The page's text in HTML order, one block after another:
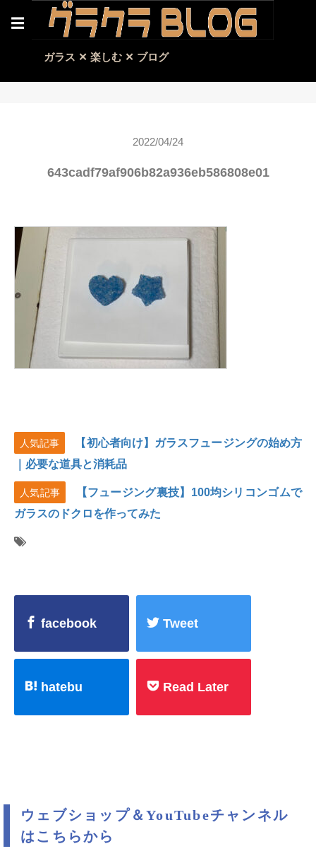
☰
ガラス ✕ 楽しむ ✕ ブログ
2022/04/24
643cadf79af906b82a936eb586808e01
人気記事
【初心者向け】ガラスフュージングの始め方
｜必要な道具と消耗品
人気記事
【フュージング裏技】100均シリコンゴムで
ガラスのドクロを作ってみた
facebook Tweet
hatebu Read Later
ウェブショップ＆YouTubeチャンネル
はこちらから